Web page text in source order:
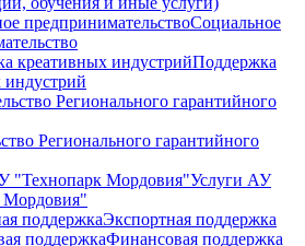
Социальное
Поддержка
индустрий
Регионального гарантийного
Услуги АУ
Мордовия"
Экспортная поддержка
Финансовая поддержка